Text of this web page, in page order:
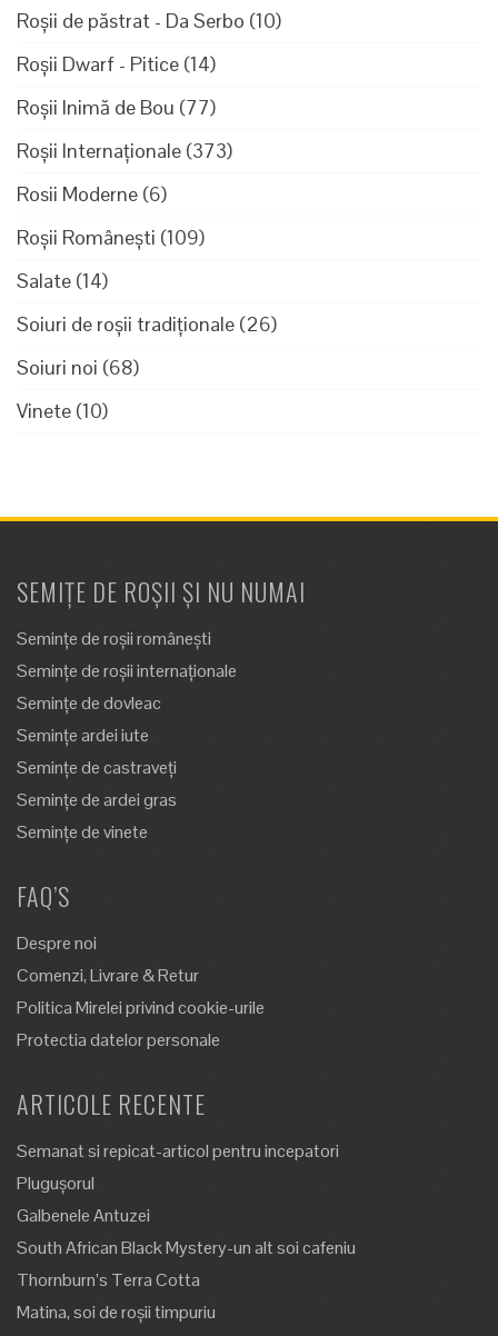
Roșii de păstrat - Da Serbo (10)
Roșii Dwarf - Pitice (14)
Roșii Inimă de Bou (77)
Roșii Internaționale (373)
Rosii Moderne (6)
Roșii Românești (109)
Salate (14)
Soiuri de roșii tradiționale (26)
Soiuri noi (68)
Vinete (10)
SEMIȚE DE ROȘII ȘI NU NUMAI
Semințe de roșii românești
Semințe de roșii internaționale
Semințe de dovleac
Semințe ardei iute
Semințe de castraveți
Semințe de ardei gras
Semințe de vinete
FAQ’S
Despre noi
Comenzi, Livrare & Retur
Politica Mirelei privind cookie-urile
Protectia datelor personale
ARTICOLE RECENTE
Semanat si repicat-articol pentru incepatori
Plugușorul
Galbenele Antuzei
South African Black Mystery-un alt soi cafeniu
Thornburn’s Terra Cotta
Matina, soi de roșii timpuriu